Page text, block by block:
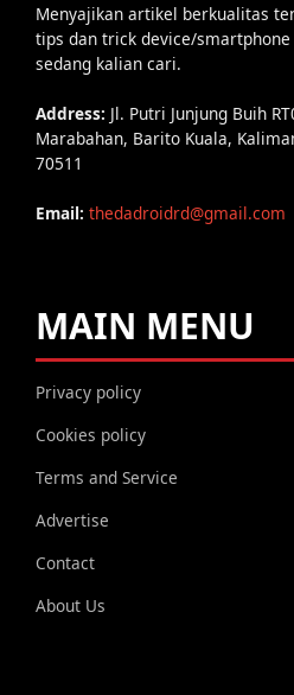
Menyajikan artikel berkualitas
tips dan trick device/
sedang kalian cari.
Address: Jl. Putri Junjung Buih
Marabahan, Barito Kuala,
70511
Email: thedadroidrd@gmail.com
MAIN MENU
Privacy policy
Cookies policy
Terms and Service
Advertise
Contact
About Us